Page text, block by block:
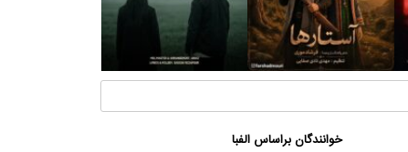
خوانندگان براساس الفبا